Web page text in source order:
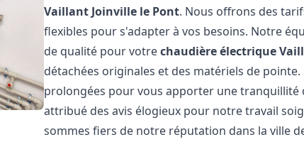
Vaillant Joinville le Pont. Nous offrons des
flexibles pour s'adapter à vos besoins. Notre
de qualité pour votrechaudière électrique
détachées originales et des matériels de
prolongées pour vous apporter une
attribué des avis élogieux pour notre travail
sommes fiers de notre réputation dans la ville